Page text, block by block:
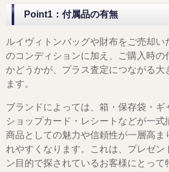
Point1：付属品の有無
ルイヴィトンバッグや財布をご売却い
のコンディションに加え、ご購入時の
かどうかが、プラス査定につながる大
ます。
ブランドによっては、箱・保存袋・ギ
ショップカード・レシートなどが一式
商品としての魅力や信頼性が一層高ま
れやすくなります。これは、プレゼン
ン目的で探されているお客様にとって